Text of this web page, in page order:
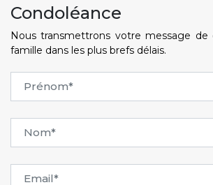
Condoléance
Nous transmettrons votre message de
famille dans les plus brefs délais.